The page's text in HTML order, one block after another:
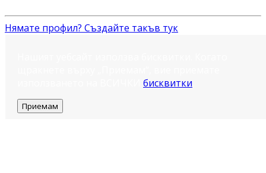
Нямате профил? Създайте такъв тук
бисквитки
Приемам